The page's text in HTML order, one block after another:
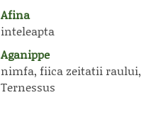
Afina
inteleapta
Aganippe
nimfa, fiica zeitatii raului,
Ternessus